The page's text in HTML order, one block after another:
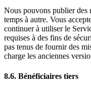
Nous pouvons publier des
temps à autre. Vous
continuer à utiliser le
requises à des fins de
pas tenus de fournir des
charge les anciennes
8.6. Bénéficiaires tiers